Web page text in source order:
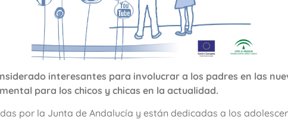
interesantes para involucrar a los padres en las
para los chicos y chicas en la actualidad.
por la Junta de Andalucía y están dedicadas a los